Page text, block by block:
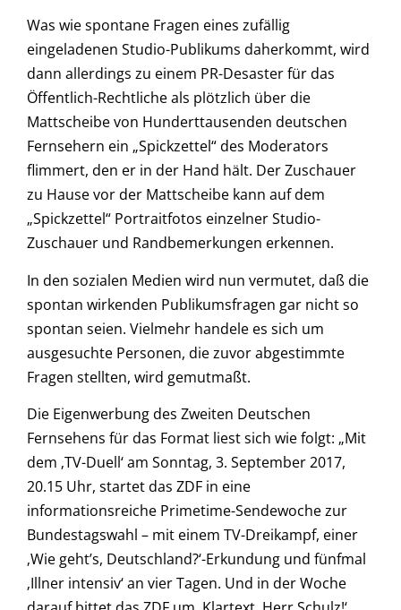
Was wie spontane Fragen eines zufällig
eingeladenen Studio-Publikums daherkommt, wird
dann allerdings zu einem PR-Desaster für das
Öffentlich-Rechtliche als plötzlich über die
Mattscheibe von Hunderttausenden deutschen
Fernsehern ein „Spickzettel“ des Moderators
flimmert, den er in der Hand hält. Der Zuschauer
zu Hause vor der Mattscheibe kann auf dem
„Spickzettel“ Portraitfotos einzelner Studio-
Zuschauer und Randbemerkungen erkennen.
In den sozialen Medien wird nun vermutet, daß die
spontan wirkenden Publikumsfragen gar nicht so
spontan seien. Vielmehr handele es sich um
ausgesuchte Personen, die zuvor abgestimmte
Fragen stellten, wird gemutmaßt.
Die Eigenwerbung des Zweiten Deutschen
Fernsehens für das Format liest sich wie folgt: „Mit
dem ‚TV-Duell‘ am Sonntag, 3. September 2017,
20.15 Uhr, startet das ZDF in eine
informationsreiche Primetime-Sendewoche zur
Bundestagswahl – mit einem TV-Dreikampf, einer
‚Wie geht’s, Deutschland?‘-Erkundung und fünfmal
‚Illner intensiv‘ an vier Tagen. Und in der Woche